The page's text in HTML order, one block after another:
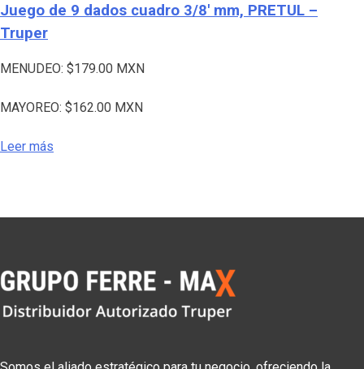
Juego de 9 dados cuadro 3/8′ mm, PRETUL –
Truper
MENUDEO: $179.00 MXN
MAYOREO: $162.00 MXN
Leer más